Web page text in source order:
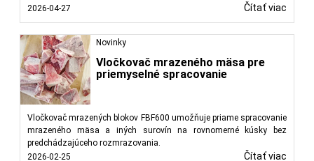
2026-04-27
Čítať viac
Novinky
Vločkovač mrazeného mäsa pre
priemyselné spracovanie
Vločkovač mrazených blokov FBF600 umožňuje priame spracovanie
mrazeného mäsa a iných surovín na rovnomerné kúsky bez
predchádzajúceho rozmrazovania.
2026-02-25
Čítať viac